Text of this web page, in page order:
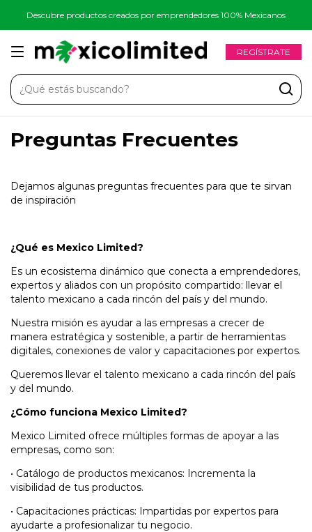
Descubre productos creados por emprendedores 100% Mexicanos
REGÍSTRATE
Preguntas Frecuentes
Dejamos algunas preguntas frecuentes para que te sirvan
de inspiración
¿Qué es Mexico Limited?
Es un ecosistema dinámico que conecta a emprendedores,
expertos y aliados con un propósito compartido: llevar el
talento mexicano a cada rincón del país y del mundo.
Nuestra misión es ayudar a las empresas a crecer de
manera estratégica y sostenible, a partir de herramientas
digitales, conexiones de valor y capacitaciones por expertos.
Queremos llevar el talento mexicano a cada rincón del país
y del mundo.
¿Cómo funciona Mexico Limited?
Mexico Limited ofrece múltiples formas de apoyar a las
empresas, como son:
• Catálogo de productos mexicanos: Incrementa la
visibilidad de tus productos.
• Capacitaciones prácticas: Impartidas por expertos para
ayudarte a profesionalizar tu negocio.